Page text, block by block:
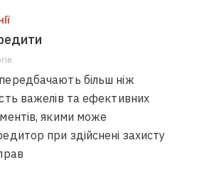
більш ніж
важелів та ефективних
якими може
при здійснені захисту